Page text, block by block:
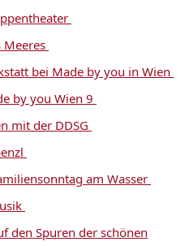
Meeres
bei Made by you in Wien
by you Wien 9
mit der DDSG
am Wasser
den Spuren der schönen